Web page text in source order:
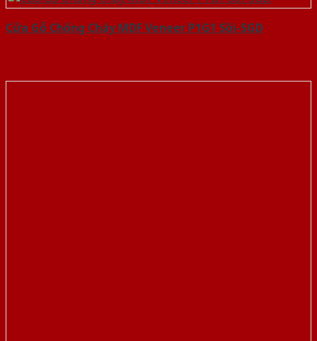
Cửa Gỗ Chống Cháy MDF Veneer P1G1 Sồi-SGD